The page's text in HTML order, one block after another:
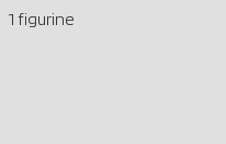
1 figurine